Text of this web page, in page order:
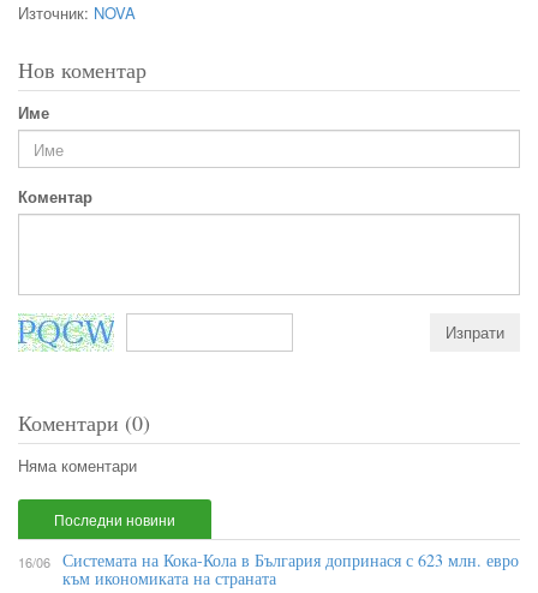
Източник: NOVA
Нов коментар
Име
Коментар
Коментари (0)
Няма коментари
Последни новини
16/06 Системата на Кока-Кола в България допринася с 623 млн. евро
към икономиката на страната